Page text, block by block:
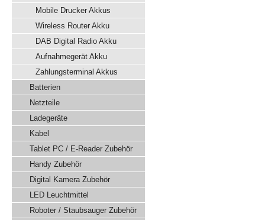
Mobile Drucker Akkus
Wireless Router Akku
DAB Digital Radio Akku
Aufnahmegerät Akku
Zahlungsterminal Akkus
Batterien
Netzteile
Ladegeräte
Kabel
Tablet PC / E-Reader Zubehör
Handy Zubehör
Digital Kamera Zubehör
LED Leuchtmittel
Roboter / Staubsauger Zubehör